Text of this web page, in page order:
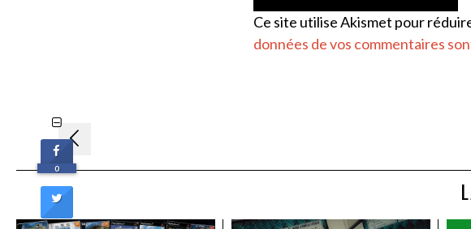
Ce site utilise Akismet pour
données de vos commentaires
Navigation
de
l’article
0